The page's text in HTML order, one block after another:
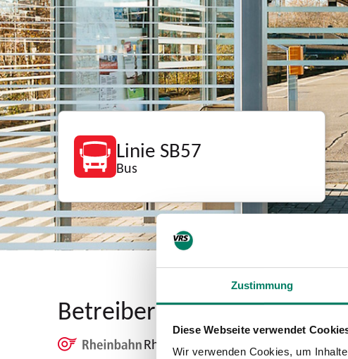
Zustimmung
Diese Webseite verwendet
Wir verwenden Cookies, um
Linie SB57
Bus
Betreiber
Rheinbahn